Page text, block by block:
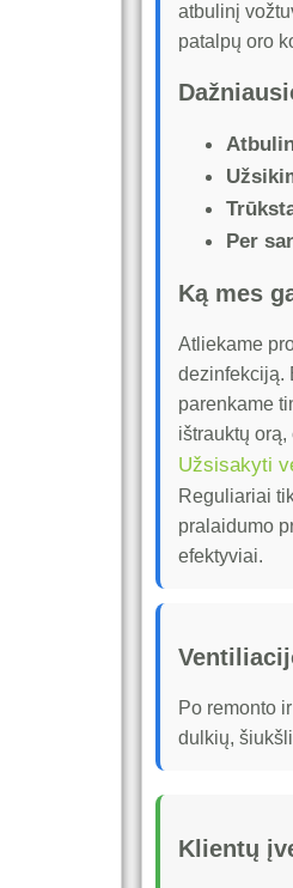
atbulinį
patalpų oro
Per
Ką mes
Atliekame
dezinfekciją.
parenkame
ištrauktų
Užsisakyti
Reguliariai
pralaidumo
efektyviai.
Po remonto
dulkių,
Klientų